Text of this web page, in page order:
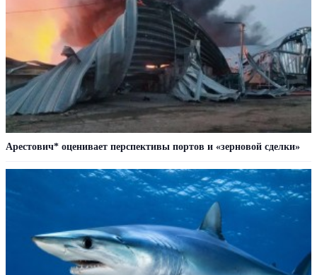
Арестович* оценивает перспективы портов и «зерновой сделки»